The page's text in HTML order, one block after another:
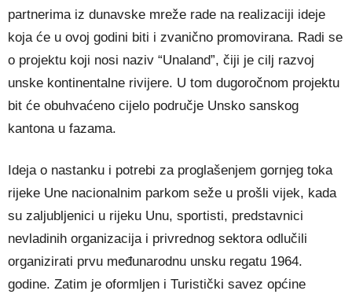
partnerima iz dunavske mreže rade na realizaciji ideje
koja će u ovoj godini biti i zvanično promovirana. Radi se
o projektu koji nosi naziv “Unaland”, čiji je cilj razvoj
unske kontinentalne rivijere. U tom dugoročnom projektu
bit će obuhvaćeno cijelo područje Unsko sanskog
kantona u fazama.
Ideja o nastanku i potrebi za proglašenjem gornjeg toka
rijeke Une nacionalnim parkom seže u prošli vijek, kada
su zaljubljenici u rijeku Unu, sportisti, predstavnici
nevladinih organizacija i privrednog sektora odlučili
organizirati prvu međunarodnu unsku regatu 1964.
godine. Zatim je oformljen i Turistički savez općine